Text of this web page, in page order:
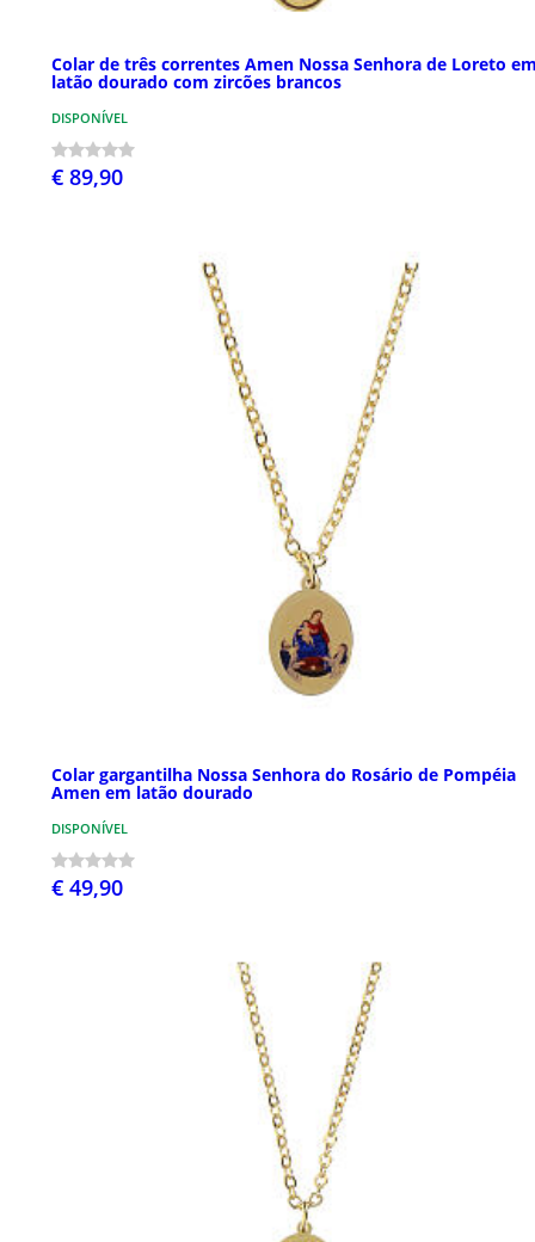
Colar de três correntes Amen Nossa Senhora de Loreto
latão dourado com zircões brancos
DISPONÍVEL
€ 89,90
Colar gargantilha Nossa Senhora do Rosário de Pompéia
Amen em latão dourado
DISPONÍVEL
€ 49,90